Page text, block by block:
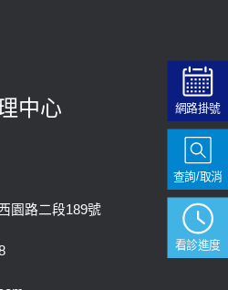
中心
園路二段189號
網路掛號
看診進度
查詢/取消